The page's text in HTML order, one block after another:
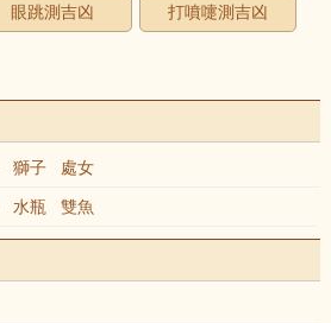
眼跳測吉凶 打噴嚏測吉凶
獅子 處女
水瓶 雙魚